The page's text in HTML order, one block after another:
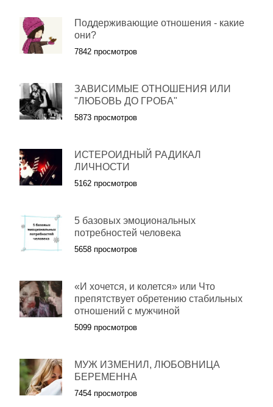
Поддерживающие отношения - какие
они?
7842 просмотров
ЗАВИСИМЫЕ ОТНОШЕНИЯ ИЛИ
"ЛЮБОВЬ ДО ГРОБА"
5873 просмотров
ИСТЕРОИДНЫЙ РАДИКАЛ
ЛИЧНОСТИ
5162 просмотров
5 базовых эмоциональных
потребностей человека
5658 просмотров
«И хочется, и колется» или Что
препятствует обретению стабильных
отношений с мужчиной
5099 просмотров
МУЖ ИЗМЕНИЛ, ЛЮБОВНИЦА
БЕРЕМЕННА
7454 просмотров